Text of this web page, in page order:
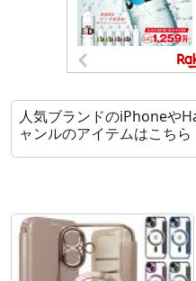
iPhone15
iPhone15 Plus
iPhone15 Pro
iPhone15 Pro Max
iPhone14
iPhone14 Pro
iPhone14 Pro Max
iPhone13
iPhone12 Pro
iPhone11
人気ブランドのiPhoneや
ャンルのアイテムはこちら